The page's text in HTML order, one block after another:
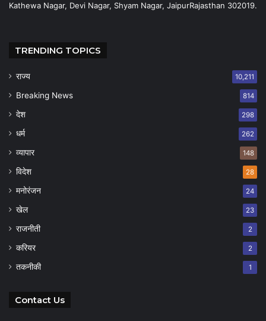
Kathewa Nagar, Devi Nagar, Shyam Nagar, JaipurRajasthan 302019.
TRENDING TOPICS
राज्य 10,211
Breaking News 814
देश 298
धर्म 262
व्यापार 148
विदेश 28
मनोरंजन 24
खेल 23
राजनीती 2
करियर 2
तकनीकी 1
Contact Us